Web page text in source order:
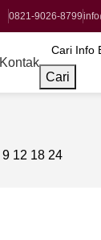
0821-9026-8799
Kontak
Cari
9 12 18 24